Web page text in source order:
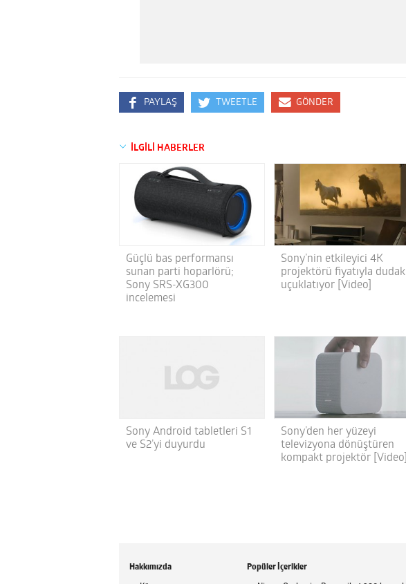
PAYLAŞ TWEETLE GÖNDER
İLGİLİ HABERLER
Güçlü bas performansı
sunan parti hoparlörü;
Sony SRS-XG300
incelemesi
Sony’nin etkileyici 4K
projektörü fiyatıyla dudak
uçuklatıyor [Video]
Sony Android tabletleri S1
ve S2’yi duyurdu
Sony’den her yüzeyi
televizyona dönüştüren
kompakt projektör [Video]
Hakkımızda Popüler İçerikler